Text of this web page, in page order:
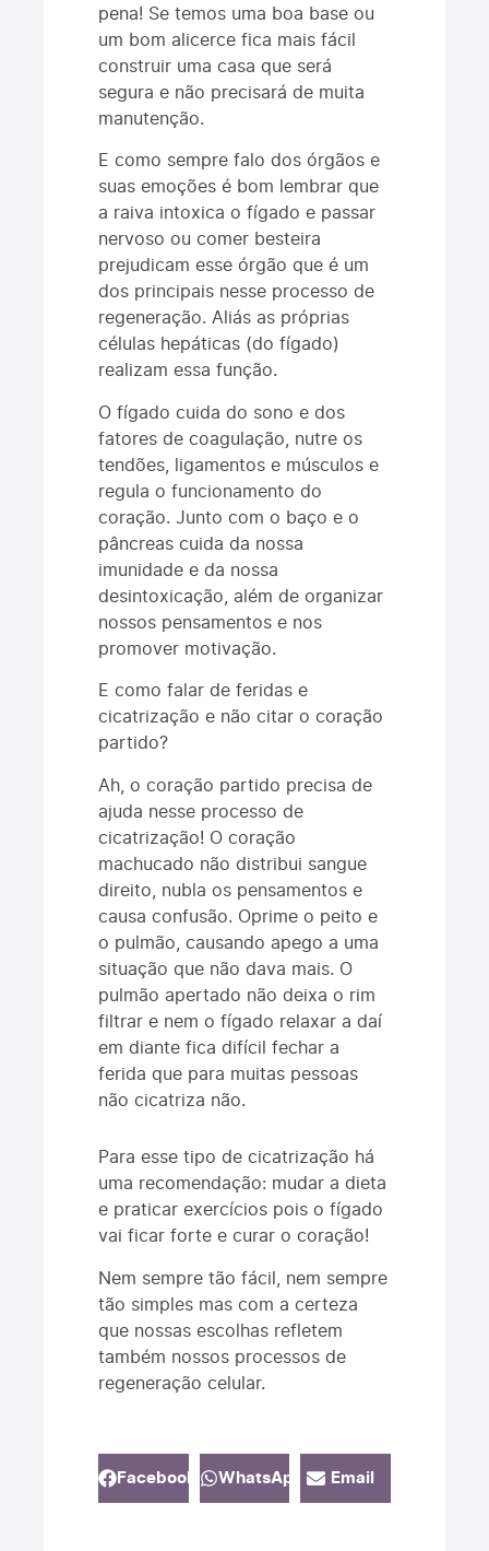
pena! Se temos uma boa base ou
um bom alicerce fica mais fácil
construir uma casa que será
segura e não precisará de muita
manutenção.
E como sempre falo dos órgãos e
suas emoções é bom lembrar que
a raiva intoxica o fígado e passar
nervoso ou comer besteira
prejudicam esse órgão que é um
dos principais nesse processo de
regeneração. Aliás as próprias
células hepáticas (do fígado)
realizam essa função.
O fígado cuida do sono e dos
fatores de coagulação, nutre os
tendões, ligamentos e músculos e
regula o funcionamento do
coração. Junto com o baço e o
pâncreas cuida da nossa
imunidade e da nossa
desintoxicação, além de organizar
nossos pensamentos e nos
promover motivação.
E como falar de feridas e
cicatrização e não citar o coração
partido?
Ah, o coração partido precisa de
ajuda nesse processo de
cicatrização! O coração
machucado não distribui sangue
direito, nubla os pensamentos e
causa confusão. Oprime o peito e
o pulmão, causando apego a uma
situação que não dava mais. O
pulmão apertado não deixa o rim
filtrar e nem o fígado relaxar a daí
em diante fica difícil fechar a
ferida que para muitas pessoas
não cicatriza não.
Para esse tipo de cicatrização há
uma recomendação: mudar a dieta
e praticar exercícios pois o fígado
vai ficar forte e curar o coração!
Nem sempre tão fácil, nem sempre
tão simples mas com a certeza
que nossas escolhas refletem
também nossos processos de
regeneração celular.
Facebook WhatsApp Email